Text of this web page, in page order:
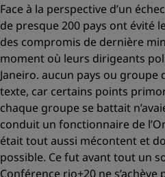
Face à la perspective d’un
de presque 200 pays ont évité
des compromis de dernière
moment où leurs dirigeants
Janeiro. aucun pays ou groupe
texte, car certains points
chaque groupe se battait
conduit un fonctionnaire de
était tout aussi mécontent et
possible. Ce fut avant tout un
Conférence rio+20 ne